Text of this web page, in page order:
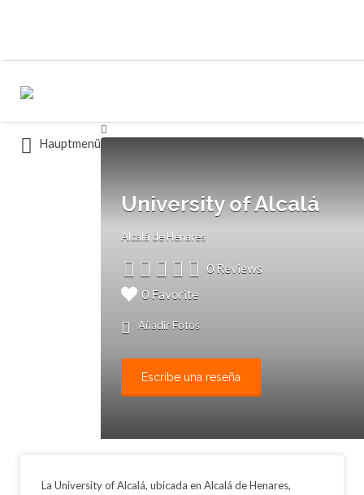
por:
Hauptmenü
University of Alcalá
Alcalá de Henares
0 Reviews
0 Favorite
Añadir Fotos
Escribe una reseña
La University of Alcalá, ubicada en Alcalá de Henares,